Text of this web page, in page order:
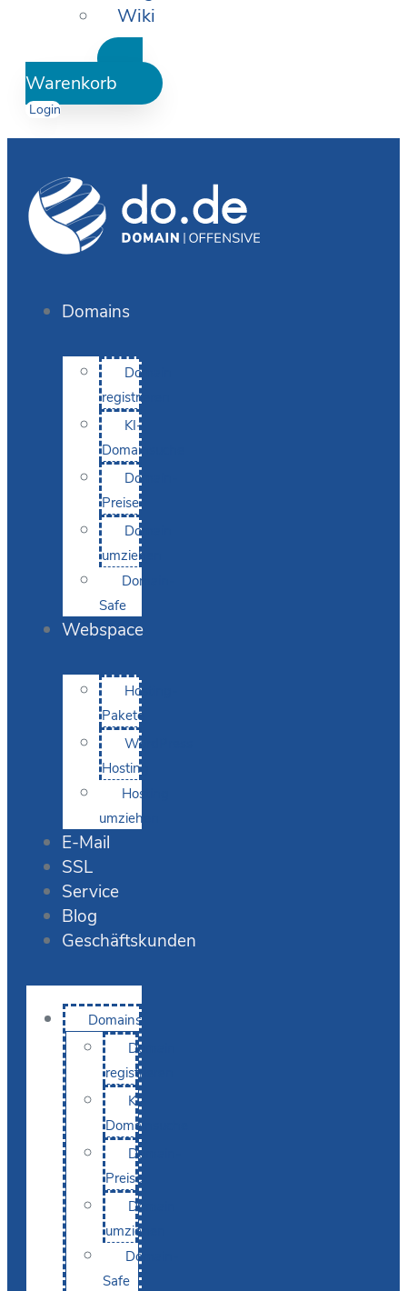
Wiki
Warenkorb
Login
Domains
Domain
registrieren
KI-
Domainsuche
Domain-
Preise
Domain
umziehen
Domain-
Safe
Webspace
Hosting-
Pakete
WordPress
Hosting
Hosting
umziehen
E-Mail
SSL
Service
Blog
Geschäftskunden
Domains
Domain
registrieren
KI-
Domainsuche
Domain-
Preise
Domain
umziehen
Domain-
Safe